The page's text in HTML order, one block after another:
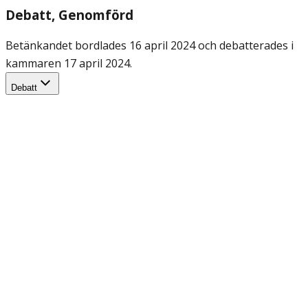
Debatt, Genomförd
Betänkandet bordlades 16 april 2024 och debatterades i
kammaren 17 april 2024.
Debatt